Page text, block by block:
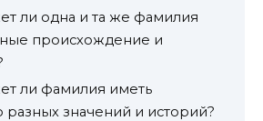
ли одна и та же фамилия
происхождение и
ли фамилия иметь
разных значений и историй?